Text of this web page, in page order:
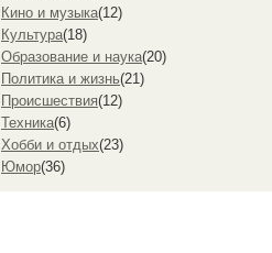
Кино и музыка(12)
Культура(18)
Образование и наука(20)
Политика и жизнь(21)
Проиcшествия(12)
Техника(6)
Хобби и отдых(23)
Юмор(36)